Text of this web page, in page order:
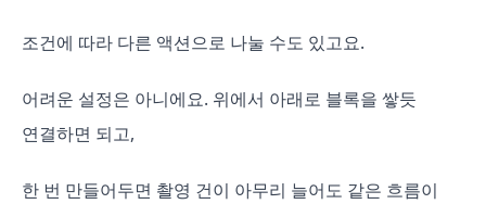
조건에 따라 다른 액션으로 나눌 수도 있고요.
어려운 설정은 아니에요. 위에서 아래로 블록을 쌓듯
연결하면 되고,
한 번 만들어두면 촬영 건이 아무리 늘어도 같은 흐름이